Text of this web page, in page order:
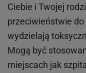
Ciebie i Twojej
przeciwieństwie
wydzielają
Mogą być
miejscach jak